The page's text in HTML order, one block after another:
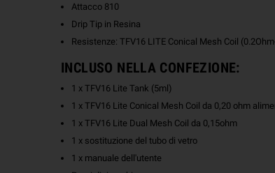
Attacco 810
Drip Tip in Resina
Resistenze: TFV16 LITE Conical Mesh Coil
INCLUSO NELLA CONFEZIONE:
1 x TFV16 Lite Tank (5ml)
1 x TFV16 Lite Conical Mesh Coil da 0,20 ohm
1 x TFV16 Lite Dual Mesh Coil da 0,15ohm
1 x sostituzione del tubo di vetro
1 x manuale dell'utente